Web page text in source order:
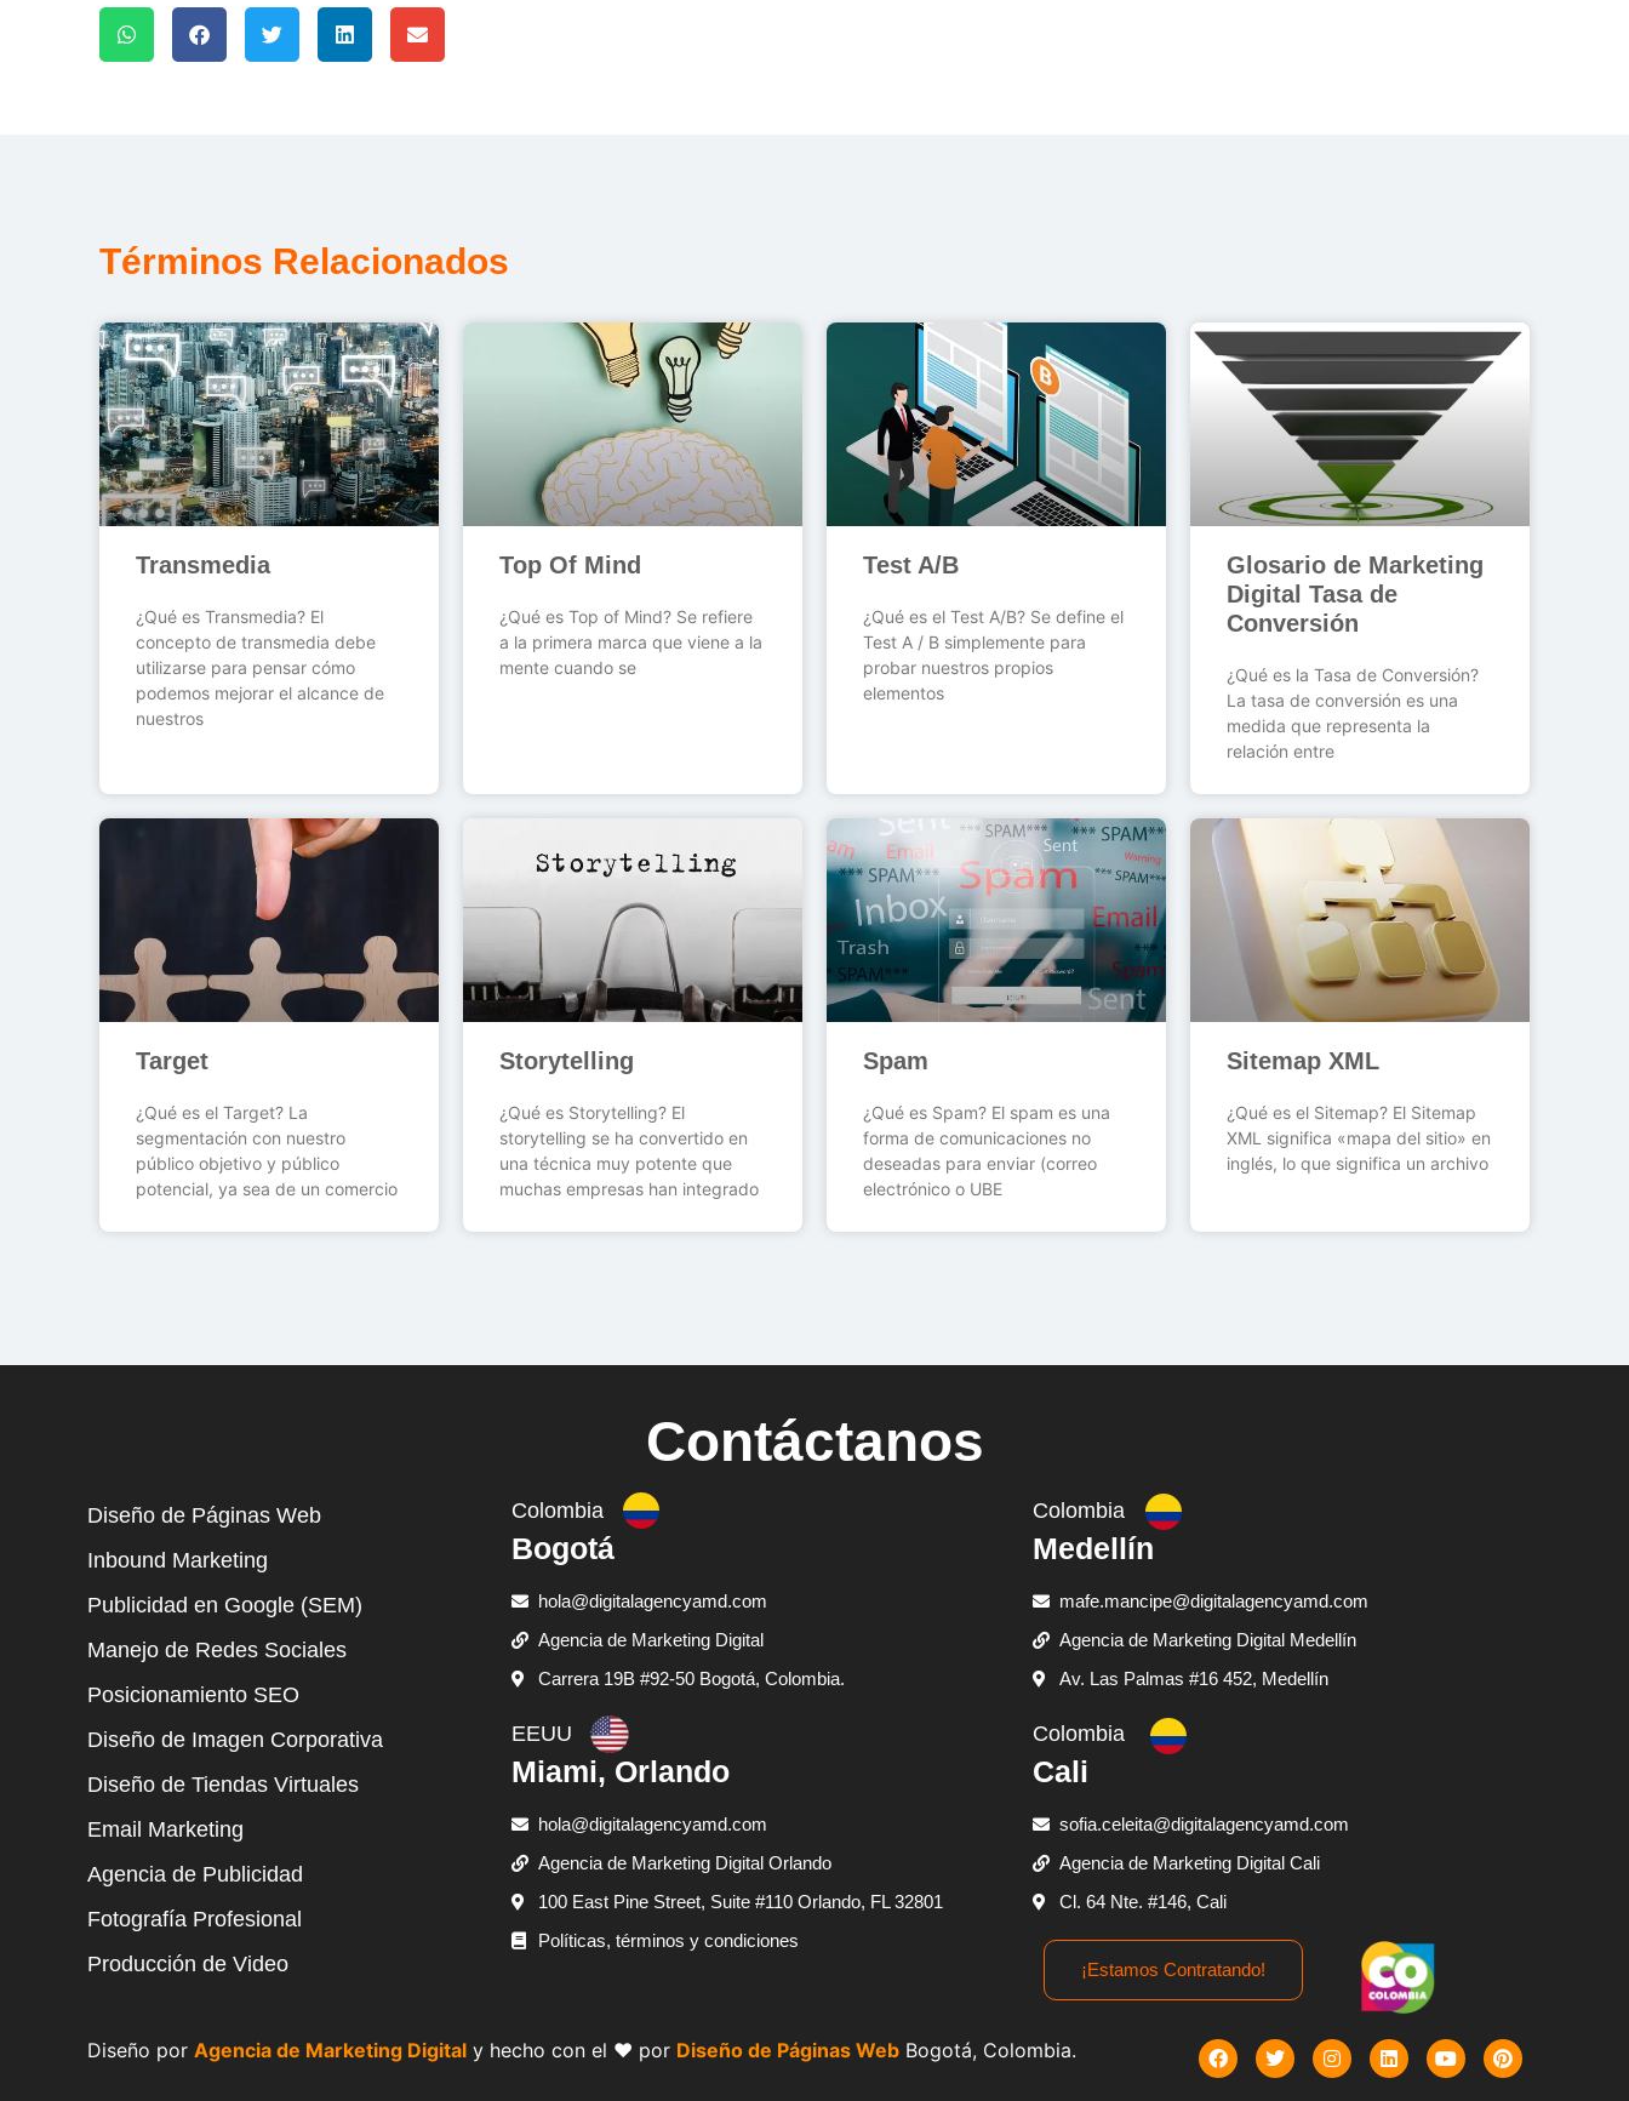
Términos Relacionados
Transmedia
¿Qué es Transmedia? El
concepto de transmedia debe
utilizarse para pensar cómo
podemos mejorar el alcance de
nuestros
Top Of Mind
¿Qué es Top of Mind? Se refiere
a la primera marca que viene a la
mente cuando se
Test A/B
¿Qué es el Test A/B? Se define el
Test A / B simplemente para
probar nuestros propios
elementos
Glosario de Marketing
Digital Tasa de
Conversión
¿Qué es la Tasa de Conversión?
La tasa de conversión es una
medida que representa la
relación entre
Target
¿Qué es el Target? La
segmentación con nuestro
público objetivo y público
potencial, ya sea de un comercio
Storytelling
¿Qué es Storytelling? El
storytelling se ha convertido en
una técnica muy potente que
muchas empresas han integrado
Spam
¿Qué es Spam? El spam es una
forma de comunicaciones no
deseadas para enviar (correo
electrónico o UBE
Sitemap XML
¿Qué es el Sitemap? El Sitemap
XML significa «mapa del sitio» en
inglés, lo que significa un archivo
Contáctanos
Diseño de Páginas Web
Inbound Marketing
Publicidad en Google (SEM)
Manejo de Redes Sociales
Posicionamiento SEO
Diseño de Imagen Corporativa
Diseño de Tiendas Virtuales
Email Marketing
Agencia de Publicidad
Fotografía Profesional
Producción de Video
Colombia
Bogotá
hola@digitalagencyamd.com
Agencia de Marketing Digital
Carrera 19B #92-50 Bogotá, Colombia.
EEUU
Miami, Orlando
hola@digitalagencyamd.com
Agencia de Marketing Digital Orlando
100 East Pine Street, Suite #110 Orlando, FL 32801
Políticas, términos y condiciones
Colombia
Medellín
mafe.mancipe@digitalagencyamd.com
Agencia de Marketing Digital Medellín
Av. Las Palmas #16 452, Medellín
Colombia
Cali
sofia.celeita@digitalagencyamd.com
Agencia de Marketing Digital Cali
Cl. 64 Nte. #146, Cali
¡Estamos Contratando!
Diseño por Agencia de Marketing Digital y hecho con el ❤️ por Diseño de Páginas Web Bogotá, Colombia.